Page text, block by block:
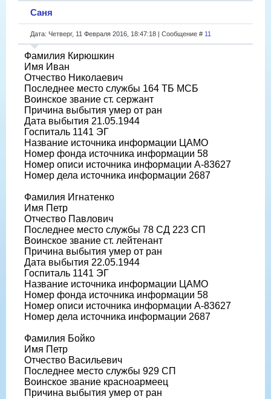
Саня
Дата: Четверг, 11 Февраля 2016, 18:47:18 | Сообщение # 11
Фамилия Кирюшкин
Имя Иван
Отчество Николаевич
Последнее место службы 164 ТБ МСБ
Воинское звание ст. сержант
Причина выбытия умер от ран
Дата выбытия 21.05.1944
Госпиталь 1141 ЭГ
Название источника информации ЦАМО
Номер фонда источника информации 58
Номер описи источника информации А-83627
Номер дела источника информации 2687
Фамилия Игнатенко
Имя Петр
Отчество Павлович
Последнее место службы 78 СД 223 СП
Воинское звание ст. лейтенант
Причина выбытия умер от ран
Дата выбытия 22.05.1944
Госпиталь 1141 ЭГ
Название источника информации ЦАМО
Номер фонда источника информации 58
Номер описи источника информации А-83627
Номер дела источника информации 2687
Фамилия Бойко
Имя Петр
Отчество Васильевич
Последнее место службы 929 СП
Воинское звание красноармеец
Причина выбытия умер от ран